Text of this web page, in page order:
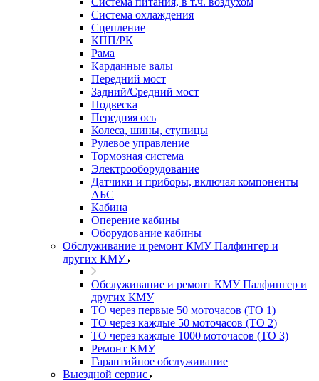
Система охлаждения
Сцепление
КПП/РК
Рама
Карданные валы
Передний мост
Задний/Средний мост
Подвеска
Передняя ось
Колеса, шины, ступицы
Рулевое управление
Тормозная система
Электрооборудование
Датчики и приборы, включая компоненты
АБС
Кабина
Оперение кабины
Оборудование кабины
Обслуживание и ремонт КМУ Палфингер и
других КМУ
Обслуживание и ремонт КМУ Палфингер и
других КМУ
ТО через первые 50 моточасов (ТО 1)
ТО через каждые 50 моточасов (ТО 2)
ТО через каждые 1000 моточасов (ТО 3)
Ремонт КМУ
Гарантийное обслуживание
Выездной сервис